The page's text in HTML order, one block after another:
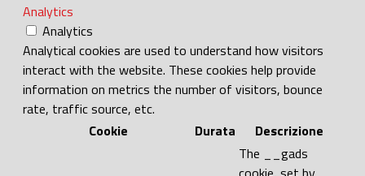
Analytics
Analytics
Analytical cookies are used to understand how visitors
interact with the website. These cookies help provide
information on metrics the number of visitors, bounce
rate, traffic source, etc.
Cookie
Durata Descrizione
The __gads